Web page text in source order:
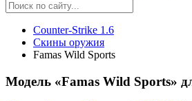
Counter-Strike 1.6
Скины оружия
Famas Wild Sports
Модель «Famas Wild Sports»